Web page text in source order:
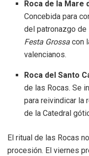
Roca de la Mare
Concebida para
del patronazgo de
Festa Grossa con
valencianos.
Roca del Santo
de las Rocas. Se
para reivindicar la
de la Catedral
El ritual de las Rocas
procesión. El viernes